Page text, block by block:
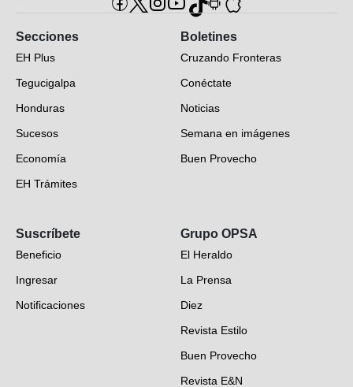
Secciones
EH Plus
Tegucigalpa
Honduras
Sucesos
Economía
EH Trámites
EH Verifica
Fotogalerías
Deportes
Videos
Boletines
Cruzando Fronteras
Conéctate
Noticias
Semana en imágenes
Buen Provecho
Suscríbete
Beneficio
Ingresar
Notificaciones
Grupo OPSA
El Heraldo
La Prensa
Diez
Revista Estilo
Buen Provecho
Revista E&N